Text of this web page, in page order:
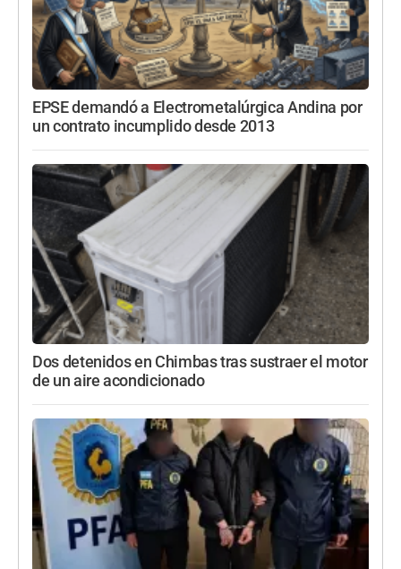
EPSE demandó a Electrometalúrgica Andina por
un contrato incumplido desde 2013
Dos detenidos en Chimbas tras sustraer el motor
de un aire acondicionado